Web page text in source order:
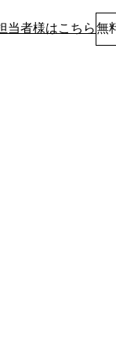
当者様はこちら無